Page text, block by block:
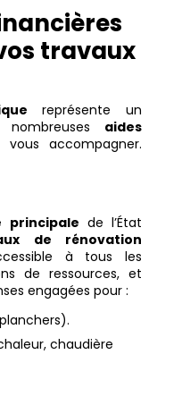
travaux
représente un
aides
accompagner.
principale de l’État
de rénovation
à tous les
de ressources, et
engagées pour :
chaudière